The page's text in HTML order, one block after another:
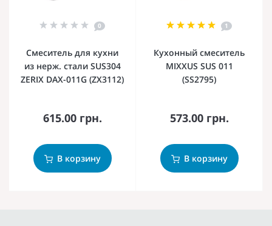
0
Смеситель для кухни
из нерж. стали SUS304
ZERIX DAX-011G (ZX3112)
615.00 грн.
В корзину
1
Кухонный смеситель
MIXXUS SUS 011
(SS2795)
573.00 грн.
В корзину